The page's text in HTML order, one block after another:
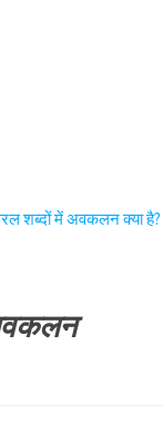
शब्दों में अवकलन क्या है?